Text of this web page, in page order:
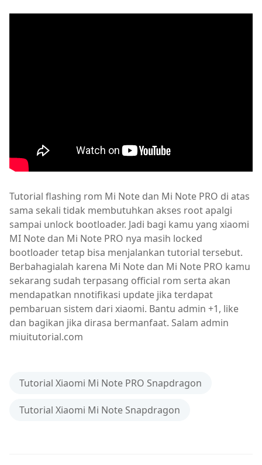
Tutorial flashing rom Mi Note dan Mi Note PRO di atas
sama sekali tidak membutuhkan akses root apalgi
sampai unlock bootloader. Jadi bagi kamu yang xiaomi
MI Note dan Mi Note PRO nya masih locked
bootloader tetap bisa menjalankan tutorial tersebut.
Berbahagialah karena Mi Note dan Mi Note PRO kamu
sekarang sudah terpasang official rom serta akan
mendapatkan nnotifikasi update jika terdapat
pembaruan sistem dari xiaomi. Bantu admin +1, like
dan bagikan jika dirasa bermanfaat. Salam admin
miuitutorial.com
Tutorial Xiaomi Mi Note PRO Snapdragon
Tutorial Xiaomi Mi Note Snapdragon